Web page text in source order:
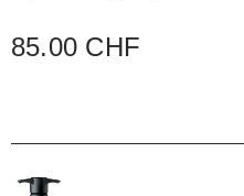
85.00 CHF